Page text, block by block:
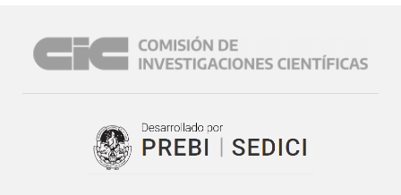
que se desarrolla: aspectos económico- productivos,
demográficos, ambientales, y de infraestructura de